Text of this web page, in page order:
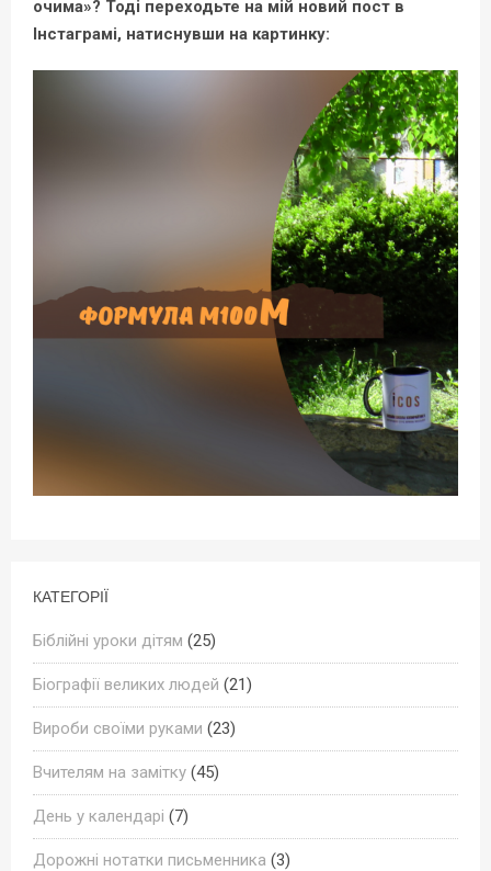
очима»? Тоді переходьте на мій новий пост в
Інстаграмі, натиснувши на картинку:
КАТЕГОРІЇ
Біблійні уроки дітям (25)
Біографії великих людей (21)
Вироби своїми руками (23)
Вчителям на замітку (45)
День у календарі (7)
Дорожні нотатки письменника (3)